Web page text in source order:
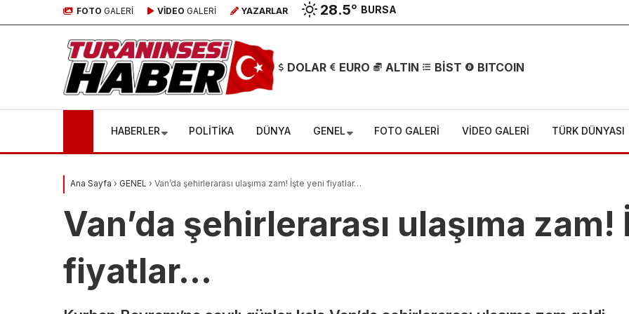
FOTO GALERİ VİDEO GALERİ YAZARLAR 28.5° BURSA
DOLAR EURO ALTIN BİST BITCOIN
HABERLER POLİTİKA DÜNYA GENEL FOTO GALERİ VİDEO GALERİ TÜRK DÜNYASI
Ana Sayfa › GENEL › Van’da şehirlerarası ulaşıma zam! İşte yeni fiyatlar…
Van’da şehirlerarası ulaşıma
fiyatlar…
Soykırımcı
Çemişgezek
Yasta!
Yaylada
Songül